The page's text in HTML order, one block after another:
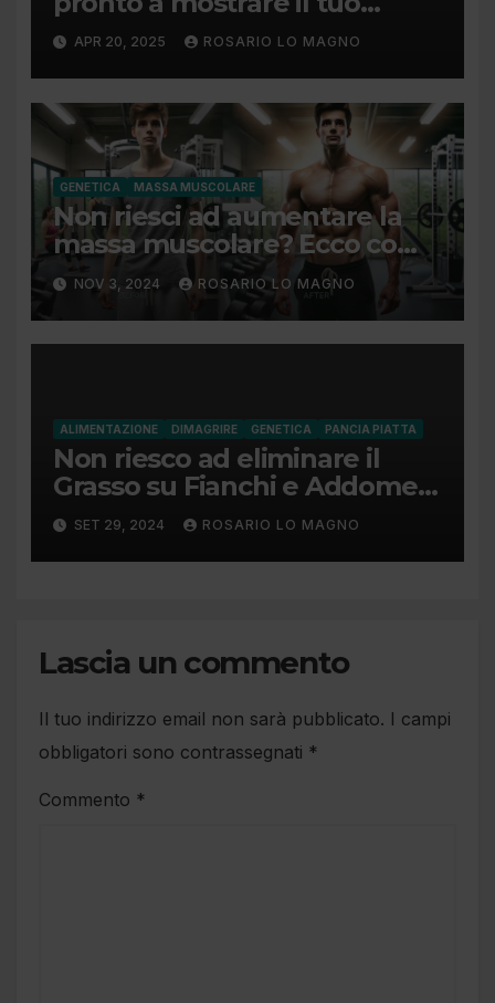
addome piatto?
APR 20, 2025 ROSARIO LO MAGNO
GENETICA MASSA MUSCOLARE
Non riesci ad aumentare la
massa muscolare? Ecco come
fare!
NOV 3, 2024 ROSARIO LO MAGNO
ALIMENTAZIONE DIMAGRIRE GENETICA PANCIA PIATTA
Non riesco ad eliminare il
Grasso su Fianchi e Addome:
cause e rimedi
SET 29, 2024 ROSARIO LO MAGNO
Lascia un commento
Il tuo indirizzo email non sarà pubblicato. I campi
obbligatori sono contrassegnati *
Commento *